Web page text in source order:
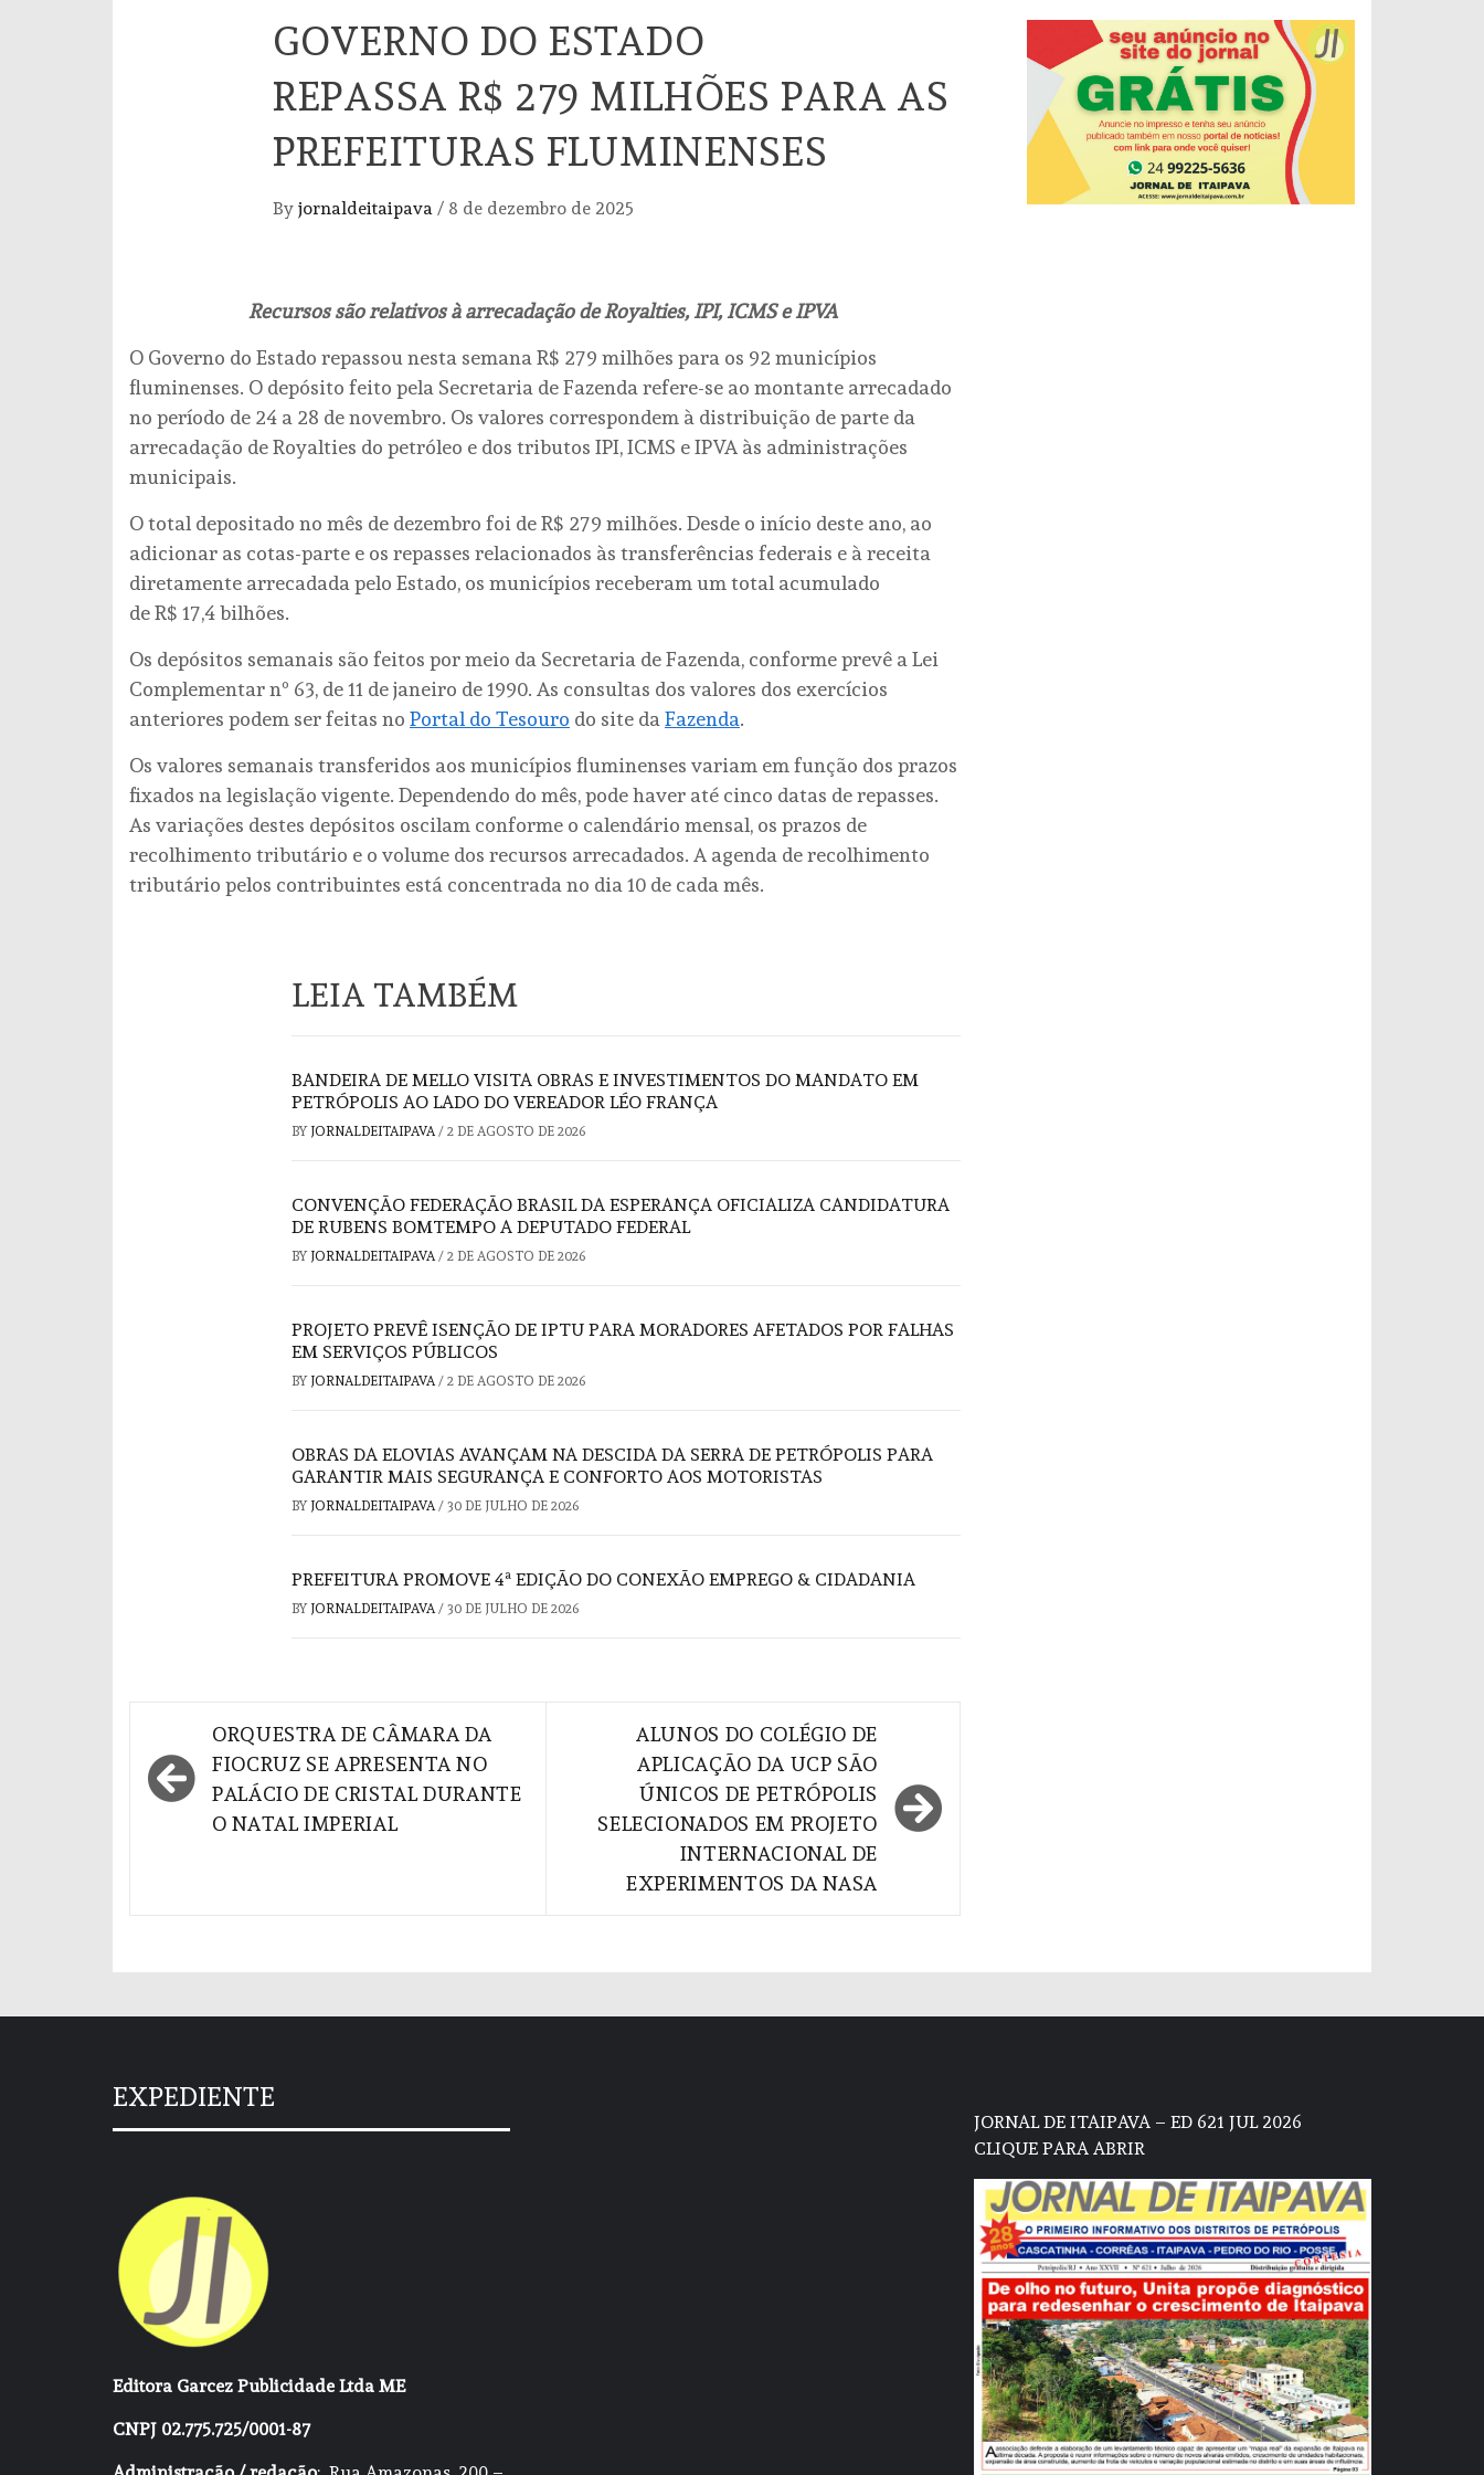
GOVERNO DO ESTADO
REPASSA R$ 279 MILHÕES PARA AS
PREFEITURAS FLUMINENSES
By jornaldeitaipava / 8 de dezembro de 2025
Recursos são relativos à arrecadação de Royalties, IPI, ICMS e IPVA
O Governo do Estado repassou nesta semana R$ 279 milhões para os 92 municípios
fluminenses. O depósito feito pela Secretaria de Fazenda refere-se ao montante arrecadado
no período de 24 a 28 de novembro. Os valores correspondem à distribuição de parte da
arrecadação de Royalties do petróleo e dos tributos IPI, ICMS e IPVA às administrações
municipais.
O total depositado no mês de dezembro foi de R$ 279 milhões. Desde o início deste ano, ao
adicionar as cotas-parte e os repasses relacionados às transferências federais e à receita
diretamente arrecadada pelo Estado, os municípios receberam um total acumulado
de R$ 17,4 bilhões.
Os depósitos semanais são feitos por meio da Secretaria de Fazenda, conforme prevê a Lei
Complementar nº 63, de 11 de janeiro de 1990. As consultas dos valores dos exercícios
anteriores podem ser feitas no Portal do Tesouro do site da Fazenda.
Os valores semanais transferidos aos municípios fluminenses variam em função dos prazos
fixados na legislação vigente. Dependendo do mês, pode haver até cinco datas de repasses.
As variações destes depósitos oscilam conforme o calendário mensal, os prazos de
recolhimento tributário e o volume dos recursos arrecadados. A agenda de recolhimento
tributário pelos contribuintes está concentrada no dia 10 de cada mês.
LEIA TAMBÉM
BANDEIRA DE MELLO VISITA OBRAS E INVESTIMENTOS DO MANDATO EM
PETRÓPOLIS AO LADO DO VEREADOR LÉO FRANÇA
BY JORNALDEITAIPAVA / 2 DE AGOSTO DE 2026
CONVENÇÃO FEDERAÇÃO BRASIL DA ESPERANÇA OFICIALIZA CANDIDATURA
DE RUBENS BOMTEMPO A DEPUTADO FEDERAL
BY JORNALDEITAIPAVA / 2 DE AGOSTO DE 2026
PROJETO PREVÊ ISENÇÃO DE IPTU PARA MORADORES AFETADOS POR FALHAS
EM SERVIÇOS PÚBLICOS
BY JORNALDEITAIPAVA / 2 DE AGOSTO DE 2026
OBRAS DA ELOVIAS AVANÇAM NA DESCIDA DA SERRA DE PETRÓPOLIS PARA
GARANTIR MAIS SEGURANÇA E CONFORTO AOS MOTORISTAS
BY JORNALDEITAIPAVA / 30 DE JULHO DE 2026
PREFEITURA PROMOVE 4ª EDIÇÃO DO CONEXÃO EMPREGO & CIDADANIA
BY JORNALDEITAIPAVA / 30 DE JULHO DE 2026
Navegação
de
Post
ORQUESTRA DE CÂMARA DA
FIOCRUZ SE APRESENTA NO
PALÁCIO DE CRISTAL DURANTE
O NATAL IMPERIAL
ALUNOS DO COLÉGIO DE
APLICAÇÃO DA UCP SÃO
ÚNICOS DE PETRÓPOLIS
SELECIONADOS EM PROJETO
INTERNACIONAL DE
EXPERIMENTOS DA NASA
EXPEDIENTE
Editora Garcez Publicidade Ltda ME
CNPJ 02.775.725/0001-87
JORNAL DE ITAIPAVA – ED 621 JUL 2026
CLIQUE PARA ABRIR